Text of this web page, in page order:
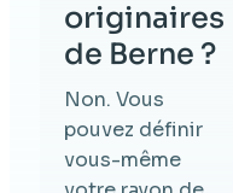
originaires
de Berne ?
Non. Vous
pouvez définir
vous-même